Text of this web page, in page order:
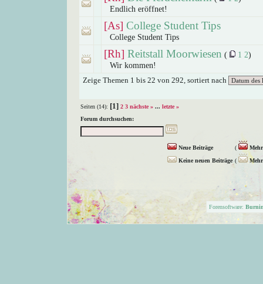
Endlich eröffnet!
[As] College Student Tips
College Student Tips
[Rh] Reitstall Moorwiesen ( 1 2)
Wir kommen!
Zeige Themen 1 bis 22 von 292, sortiert nach
Seiten (14): [1] 2 3 nächste » ... letzte »
Forum durchsuchen:
Neue Beiträge (
Keine neuen Beiträge (
Forensoftware: